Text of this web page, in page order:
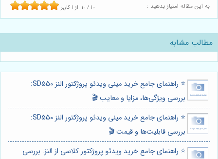
به این مقاله امتیاز بدهید : 10 / 10 از 1 کاربر
مطالب مشابه
⭐️ راهنمای جامع خرید مینی ویدئو پروژکتور النز SD550:
بررسی ویژگی‌ها، مزایا و معایب 🎬
⭐️ راهنمای جامع خرید مینی ویدئو پروژکتور النز SD550:
بررسی قابلیت‌ها و قیمت 🎬
⭐️ راهنمای جامع خرید ویدئو پروژکتور کلاسی از النز: بررسی